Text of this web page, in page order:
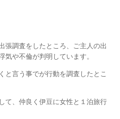
張調査をしたところ、ご主人の出
気や不倫が判明しています。
と言う事でが行動を調査したとこ
て、仲良く伊豆に女性と１泊旅行